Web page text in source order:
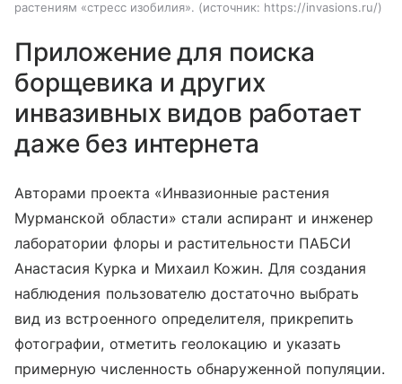
растениям «стресс изобилия». источник: https://invasions.ru/
Приложение для поиска
борщевика и других
инвазивных видов работает
даже без интернета
Авторами проекта «Инвазионные растения
Мурманской области» стали аспирант и инженер
лаборатории флоры и растительности ПАБСИ
Анастасия Курка и Михаил Кожин. Для создания
наблюдения пользователю достаточно выбрать
вид из встроенного определителя, прикрепить
фотографии, отметить геолокацию и указать
примерную численность обнаруженной популяции.